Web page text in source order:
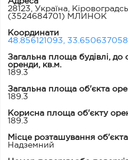
28123, Україна,
(3524684701) МЛИНОК
Координати
48.856121093,
Загальна площа будівлі, до
оренди, кв.м.
189.3
Загальна площа об'єкта
189.3
Корисна площа об'єкту
189.3
Місце розташування об'єкта
Надземний